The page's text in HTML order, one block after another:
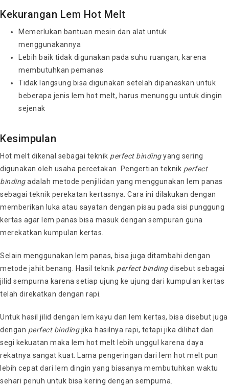
Kekurangan Lem Hot Melt
Memerlukan bantuan mesin dan alat untuk
menggunakannya
Lebih baik tidak digunakan pada suhu ruangan, karena
membutuhkan pemanas
Tidak langsung bisa digunakan setelah dipanaskan untuk
beberapa jenis lem hot melt, harus menunggu untuk dingin
sejenak
Kesimpulan
Hot melt dikenal sebagai teknik perfect bindingyang sering
digunakan oleh usaha percetakan. Pengertian teknik perfect
bindingadalah metode penjilidan yang menggunakan lem panas
sebagai teknik perekatan kertasnya. Cara ini dilakukan dengan
memberikan luka atau sayatan dengan pisau pada sisi punggung
kertas agar lem panas bisa masuk dengan sempuran guna
merekatkan kumpulan kertas.
Selain menggunakan lem panas, bisa juga ditambahi dengan
metode jahit benang. Hasil teknik perfect bindingdisebut sebagai
jilid sempurna karena setiap ujung ke ujung dari kumpulan kertas
telah direkatkan dengan rapi.
Untuk hasil jilid dengan lem kayu dan lem kertas, bisa disebut juga
dengan perfect binding jika hasilnya rapi, tetapi jika dilihat dari
segi kekuatan maka lem hot melt lebih unggul karena daya
rekatnya sangat kuat. Lama pengeringan dari lem hot melt pun
lebih cepat dari lem dingin yang biasanya membutuhkan waktu
sehari penuh untuk bisa kering dengan sempurna.